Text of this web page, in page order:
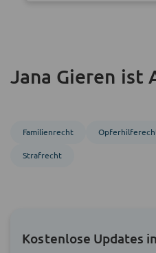
Jana Gieren ist
Familienrecht
Strafrecht
Kostenlose Updates